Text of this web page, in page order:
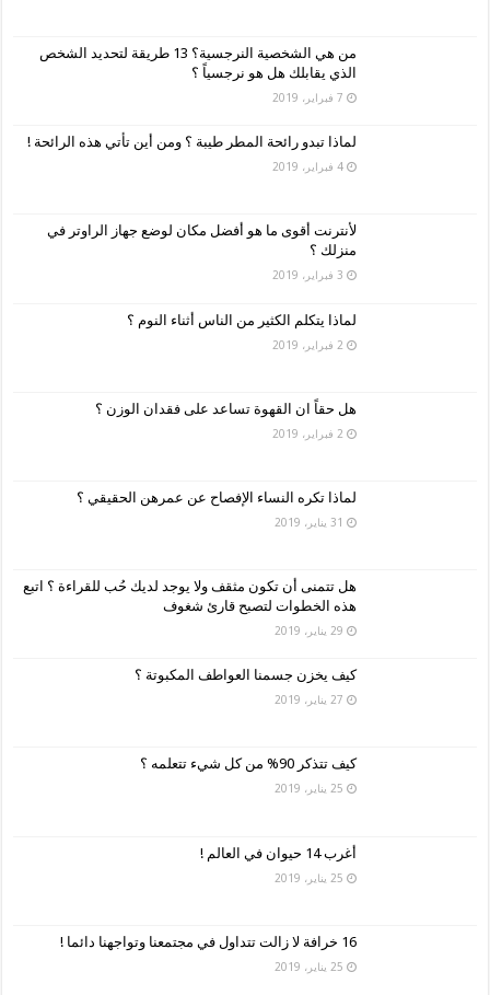
من هي الشخصية النرجسية؟ 13 طريقة لتحديد الشخص
الذي يقابلك هل هو نرجسياً ؟
7 فبراير، 2019
لماذا تبدو رائحة المطر طيبة ؟ ومن أين تأتي هذه الرائحة !
4 فبراير، 2019
لأنترنت أقوى ما هو أفضل مكان لوضع جهاز الراوتر في
منزلك ؟
3 فبراير، 2019
لماذا يتكلم الكثير من الناس أثناء النوم ؟
2 فبراير، 2019
هل حقاً ان القهوة تساعد على فقدان الوزن ؟
2 فبراير، 2019
لماذا تكره النساء الإفصاح عن عمرهن الحقيقي ؟
31 يناير، 2019
هل تتمنى أن تكون مثقف ولا يوجد لديك حُب للقراءة ؟ اتبع
هذه الخطوات لتصبح قارئ شغوف
29 يناير، 2019
كيف يخزن جسمنا العواطف المكبوتة ؟
27 يناير، 2019
كيف تتذكر 90% من كل شيء تتعلمه ؟
25 يناير، 2019
أغرب 14 حيوان في العالم !
25 يناير، 2019
16 خرافة لا زالت تتداول في مجتمعنا وتواجهنا دائما !
25 يناير، 2019